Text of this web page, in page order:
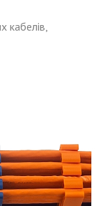
кабелів,